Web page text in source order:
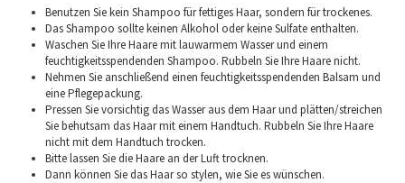
Benutzen Sie kein Shampoo für fettiges Haar, sondern für trockenes.
Das Shampoo sollte keinen Alkohol oder keine Sulfate enthalten.
Waschen Sie Ihre Haare mit lauwarmem Wasser und einem
feuchtigkeitsspendenden Shampoo. Rubbeln Sie Ihre Haare nicht.
Nehmen Sie anschließend einen feuchtigkeitsspendenden Balsam und
eine Pflegepackung.
Pressen Sie vorsichtig das Wasser aus dem Haar und plätten/streichen
Sie behutsam das Haar mit einem Handtuch. Rubbeln Sie Ihre Haare
nicht mit dem Handtuch trocken.
Bitte lassen Sie die Haare an der Luft trocknen.
Dann können Sie das Haar so stylen, wie Sie es wünschen.